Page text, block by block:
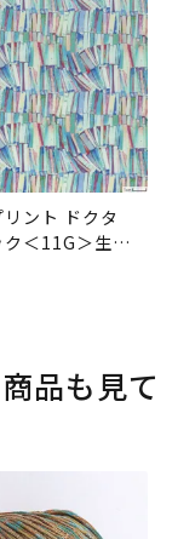
ント ドクタ
＜11G＞生地
ビーレオリジ
品も見て